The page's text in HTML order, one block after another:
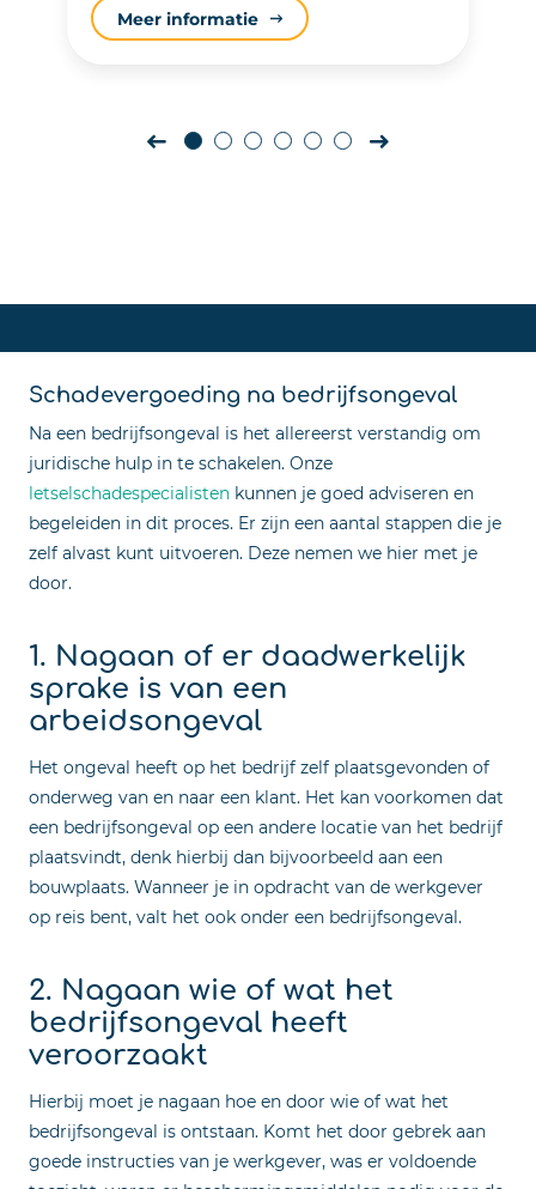
Meer informatie
Schadevergoeding na bedrijfsongeval
Na een bedrijfsongeval is het allereerst verstandig om
juridische hulp in te schakelen. Onze
letselschadespecialisten kunnen je goed adviseren en
begeleiden in dit proces. Er zijn een aantal stappen die je
zelf alvast kunt uitvoeren. Deze nemen we hier met je
door.
1. Nagaan of er daadwerkelijk
sprake is van een
arbeidsongeval
Het ongeval heeft op het bedrijf zelf plaatsgevonden of
onderweg van en naar een klant. Het kan voorkomen dat
een bedrijfsongeval op een andere locatie van het bedrijf
plaatsvindt, denk hierbij dan bijvoorbeeld aan een
bouwplaats. Wanneer je in opdracht van de werkgever
op reis bent, valt het ook onder een bedrijfsongeval.
2. Nagaan wie of wat het
bedrijfsongeval heeft
veroorzaakt
Hierbij moet je nagaan hoe en door wie of wat het
bedrijfsongeval is ontstaan. Komt het door gebrek aan
goede instructies van je werkgever, was er voldoende